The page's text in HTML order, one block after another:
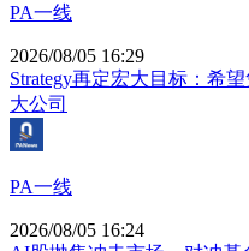
PA一线
2026/08/05 16:29
Strategy再定宏大目标：希
大公司
PA一线
2026/08/05 16:24